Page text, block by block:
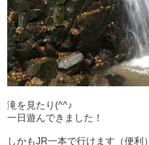
滝を見たり(^^♪
一日遊んできました！
しかもJR一本で行けます（便利）